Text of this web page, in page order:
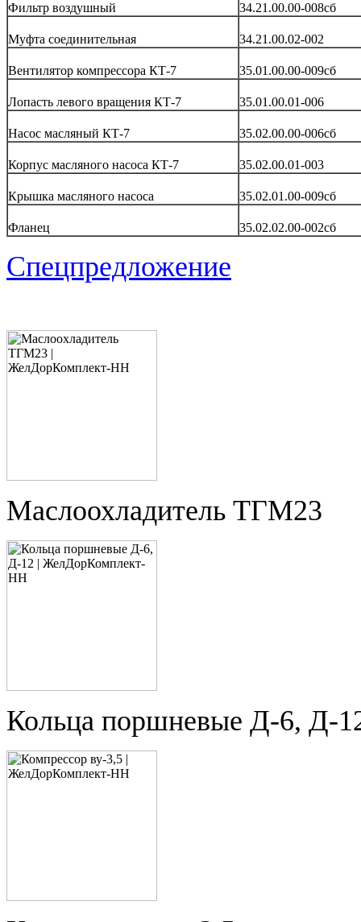
Фильтр воздушный 34.21.00.00-008сб
Муфта соединительная 34.21.00.02-002
Вентилятор компрессора КТ-7 35.01.00.00-009сб
Лопасть левого вращения КТ-7 35.01.00.01-006
Насос масляный КТ-7 35.02.00.00-006сб
Корпус масляного насоса КТ-7 35.02.00.01-003
Крышка масляного насоса 35.02.01.00-009сб
Фланец 35.02.02.00-002сб
Спецпредложение
Маслоохладитель ТГМ23
Кольца поршневые Д-6, Д-